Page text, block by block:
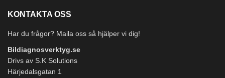
KONTAKTA OSS
Har du frågor? Maila oss så hjälper vi dig!
Bildiagnosverktyg.se
Drivs av S.K Solutions
Härjedalsgatan 1